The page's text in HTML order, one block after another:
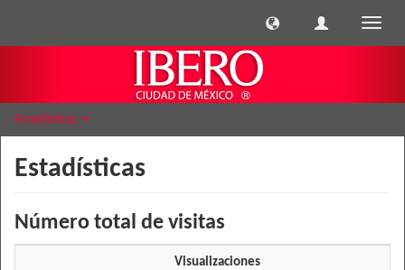
Estadísticas
Estadísticas
Número total de visitas
Visualizaciones